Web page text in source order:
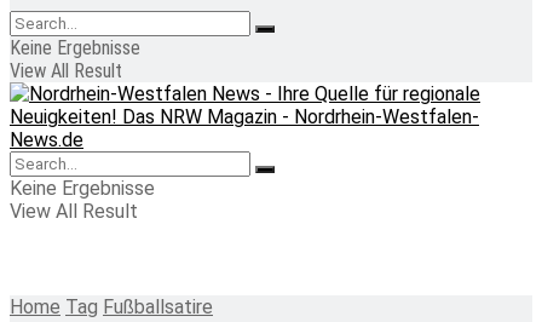
Keine Ergebnisse
View All Result
Keine Ergebnisse
View All Result
Home Tag Fußballsatire